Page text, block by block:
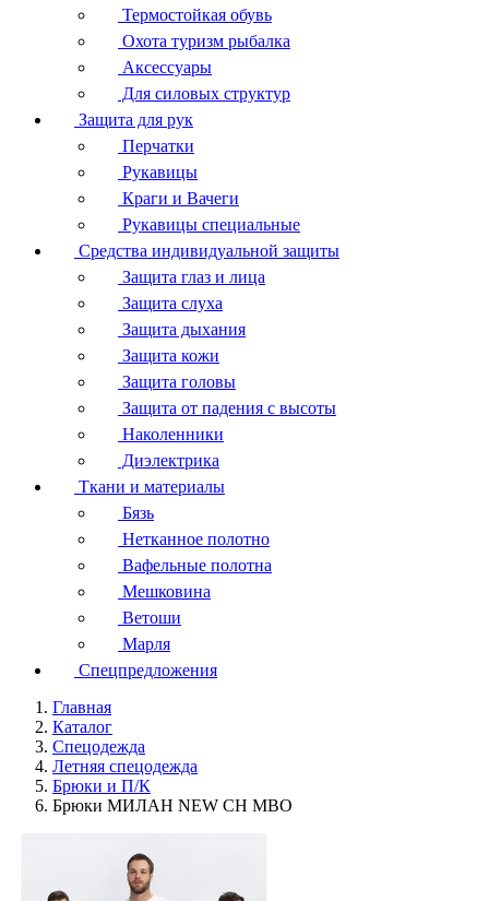
Термостойкая обувь
Охота туризм рыбалка
Аксессуары
Для силовых структур
Защита для рук
Перчатки
Рукавицы
Краги и Вачеги
Рукавицы специальные
Средства индивидуальной защиты
Защита глаз и лица
Защита слуха
Защита дыхания
Защита кожи
Защита головы
Защита от падения с высоты
Наколенники
Диэлектрика
Ткани и материалы
Бязь
Нетканное полотно
Вафельные полотна
Мешковина
Ветоши
Марля
Спецпредложения
Главная
Каталог
Спецодежда
Летняя спецодежда
Брюки и П/К
Брюки МИЛАН NEW CH МВО